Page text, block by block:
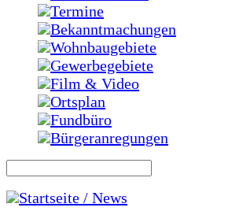
Termine
Bekanntmachungen
Wohnbaugebiete
Gewerbegebiete
Film & Video
Ortsplan
Fundbüro
Bürgeranregungen
Startseite / News